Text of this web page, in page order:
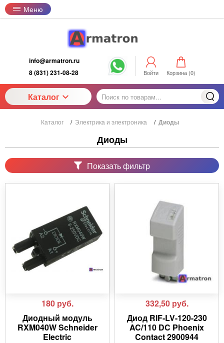
Меню
info@armatron.ru
8 (831) 231-08-28
Войти Корзина (0)
Каталог
Каталог / Электрика и электроника / Диоды
Диоды
Показать фильтр
180 руб.
Диодный модуль
RXM040W Schneider
Electric
332,50 руб.
Диод RIF-LV-120-230
AC/110 DC Phoenix
Contact 2900944